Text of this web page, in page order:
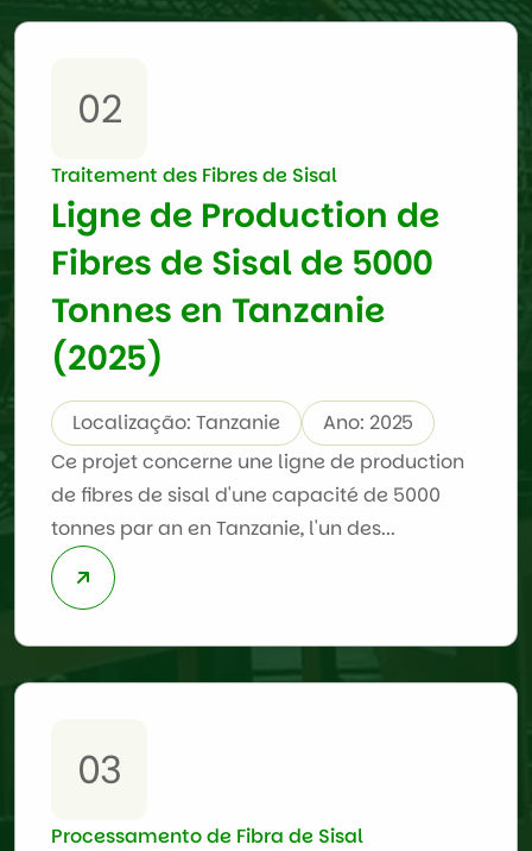
02
Traitement des Fibres de Sisal
Ligne de Production de
Fibres de Sisal de 5000
Tonnes en Tanzanie
(2025)
Localização: Tanzanie
Ano: 2025
Ce projet concerne une ligne de production
de fibres de sisal d'une capacité de 5000
tonnes par an en Tanzanie, l'un des...
03
Processamento de Fibra de Sisal